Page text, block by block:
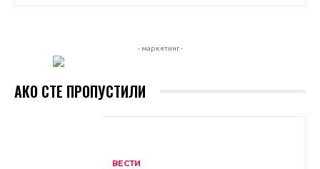
- маркетинг -
АКО СТЕ ПРОПУСТИЛИ
ВЕСТИ